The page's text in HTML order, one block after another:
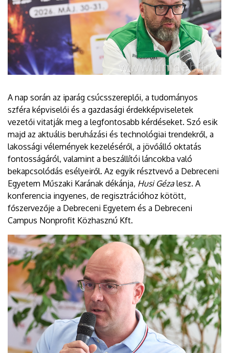
A nap során az iparág csúcsszereplői, a tudományos
szféra képviselői és a gazdasági érdekképviseletek
vezetői vitatják meg a legfontosabb kérdéseket. Szó esik
majd az aktuális beruházási és technológiai trendekről, a
lakossági vélemények kezeléséről, a jövőálló oktatás
fontosságáról, valamint a beszállítói láncokba való
bekapcsolódás esélyeiről. Az egyik résztvevő a Debreceni
Egyetem Műszaki Karának dékánja, Husi Géza lesz. A
konferencia ingyenes, de regisztrációhoz kötött,
főszervezője a Debreceni Egyetem és a Debreceni
Campus Nonprofit Közhasznú Kft.